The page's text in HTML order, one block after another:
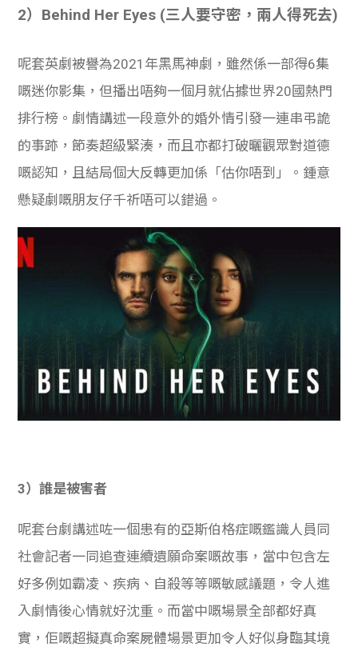
2）Behind Her Eyes (三人要守密，兩人得死去)
呢套英劇被譽為2021年黑馬神劇，雖然係一部得6集
嘅迷你影集，但播出唔夠一個月就佔據世界20國熱門
排行榜。劇情講述一段意外的婚外情引發一連串弔詭
的事跡，節奏超級緊湊，而且亦都打破曬觀眾對道德
嘅認知，且結局個大反轉更加係「估你唔到」。鍾意
懸疑劇嘅朋友仔千祈唔可以錯過。
3）誰是被害者
呢套台劇講述咗一個患有的亞斯伯格症嘅鑑識人員同
社會記者一同追查連續遺願命案嘅故事，當中包含左
好多例如霸凌、疾病、自殺等等嘅敏感議題，令人進
入劇情後心情就好沈重。而當中嘅場景全部都好真
實，佢嘅超擬真命案屍體場景更加令人好似身臨其境